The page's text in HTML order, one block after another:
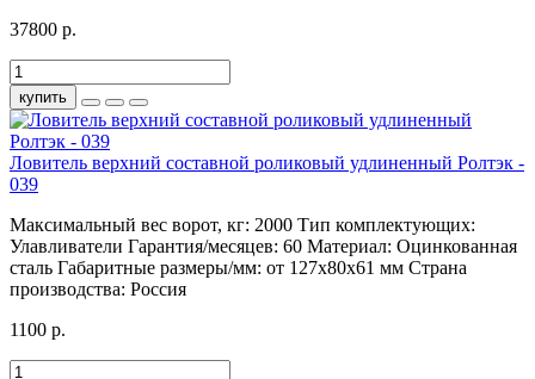
37800 р.
купить
Ловитель верхний составной роликовый удлиненный Ролтэк -
039
Максимальный вес ворот, кг: 2000 Тип комплектующих:
Улавливатели Гарантия/месяцев: 60 Материал: Оцинкованная
сталь Габаритные размеры/мм: от 127х80х61 мм Страна
производства: Россия
1100 р.